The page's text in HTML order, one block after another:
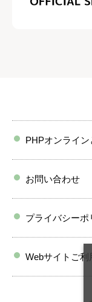
PHPオンライン
お問い合わせ
プライバシーポ
Webサイトご利